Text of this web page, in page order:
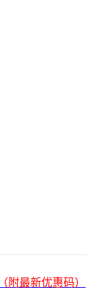
附最新优惠码）